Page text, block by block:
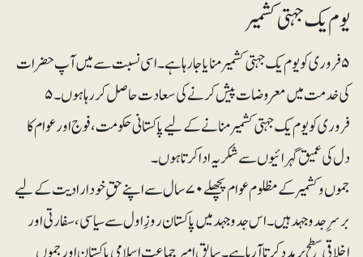
یوم یک جہتی کشمیر
۵ فروری کو یوم یک جہتی کشمیر منایا جا رہا ہے۔ اسی نسبت سے میں آپ حضرات
کی خدمت میں معروضات پیش کرنے کی سعادت حاصل کر رہا ہوں۔ ۵
فروری کو یوم یک جہتی کشمیر منانے کے لیے پاکستانی حکومت، فوج اور عوام کا
دل کی عمیق گہرائیوں سے شکریہ ادا کرتا ہوں۔
جموں وکشمیر کے مظلوم عوام پچھلے ۷۰ سا ل سے اپنے حقِ خود ارادیت کے لیے
برسرِ جدوجہد ہیں۔ اس جدوجہد میں پاکستان روزِ اول سے سیاسی ، سفارتی اور